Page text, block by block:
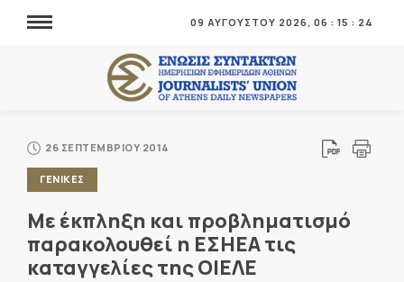
09 ΑΥΓΟΥΣΤΟΥ 2026, 06 : 15 : 26
26 ΣΕΠΤΕΜΒΡΙΟΥ 2014
ΓΕΝΙΚΕΣ
Με έκπληξη και προβληματισμό
παρακολουθεί η ΕΣΗΕΑ τις
καταγγελίες της ΟΙΕΛΕ